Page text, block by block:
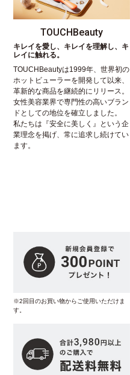
TOUCHBeauty
キレイを愛し、キレイを理解し、キ
レイに触れる。
TOUCHBeautyは1999年、世界初の
ホットビューラーを開発して以来、
革新的な商品を継続的にリリース。
女性美容業界で専門性の高いブラン
ドとしての地位を確立しました。
私たちは『安全に美しく』という企
業理念を掲げ、常に追求し続けてい
ます。
※2回目のお買い物からご使用いただけま
す。